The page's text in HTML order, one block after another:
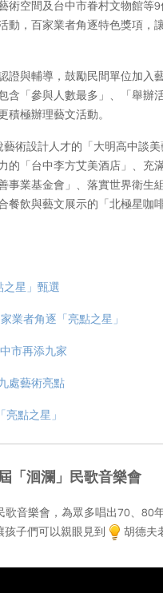
術空間及台中市眷村文物館等
動，百家業者角逐特色獎項，
證與輔導，鼓勵民間單位加入
含「參與人數最多」、「舉辦
積極辦理藝文活動。
術設計人才的「大明高中談
的「台中李方艾美酒店」、充
事業基金會」、落實世界衛生
餐飲與藝文展示的「北極星咖
之星」甄選
業者角逐「亮點之星」
市再添九家
處藝術亮點
點之星」
「洄瀾」民歌音樂會
音樂會，為眾多唱出70、80
孩子們可以親眼見到
胡德夫